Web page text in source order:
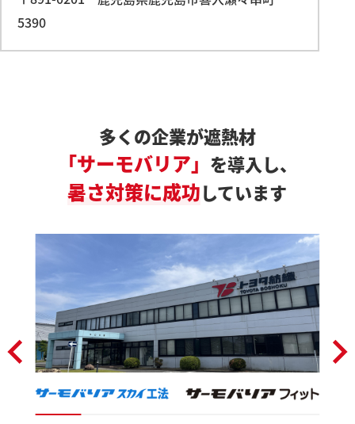
5390
多くの企業が遮熱材
「サーモバリア」 を導入し、
暑さ対策に成功しています